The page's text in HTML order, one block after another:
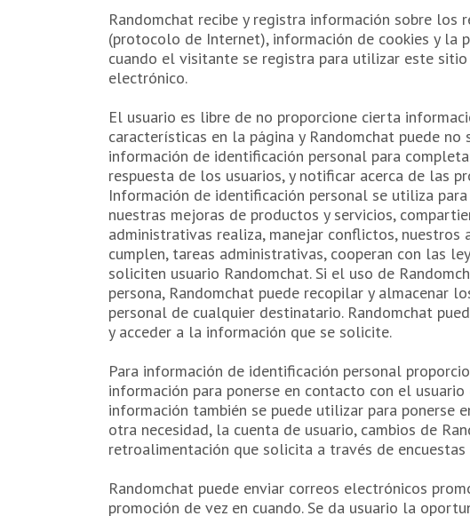
Randomchat recibe y registra información sobre
(protocolo de Internet), información de cookies y la
cuando el visitante se registra para utilizar este sitio
electrónico.
El usuario es libre de no proporcione cierta
características en la página y Randomchat puede
información de identificación personal para
respuesta de los usuarios, y notificar acerca de las
Información de identificación personal se utiliza
nuestras mejoras de productos y servicios,
administrativas realiza, manejar conflictos, nuestros
cumplen, tareas administrativas, cooperan con las
soliciten usuario Randomchat. Si el uso de
persona, Randomchat puede recopilar y almacenar
personal de cualquier destinatario. Randomchat
y acceder a la información que se solicite.
Para información de identificación personal
información para ponerse en contacto con el
información también se puede utilizar para ponerse
otra necesidad, la cuenta de usuario, cambios de
retroalimentación que solicita a través de encuestas
Randomchat puede enviar correos electrónicos
promoción de vez en cuando. Se da usuario la